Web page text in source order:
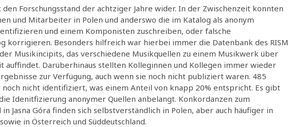
Forschungsstand der achtziger Jahre wider. In der Zwischenzeit konnten
und Mitarbeiter in Polen und anderswo die im Katalog als anonym
und einem Komponisten zuschreiben, oder falsche
korrigieren. Besonders hilfreich war hierbei immer die Datenbank des RISM
Musikincipits, das verschiedene Musikquellen zu einem Musikwerk über
auffindet. Darüberhinaus stellten Kolleginnen und Kollegen immer wieder
zur Verfügung, auch wenn sie noch nicht publiziert waren. 485
nicht identifiziert, was einem Anteil von knapp 20% entspricht. Es gibt
Idenitfizierung anonymer Quellen anbelangt. Konkordanzen zum
Jasna Góra finden sich selbstverständlich in Polen, aber auch häufiger in
in Österreich und Süddeutschland.